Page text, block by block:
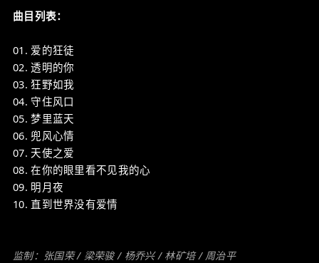
曲目列表：
01. 爱的狂徒
02. 透明的你
03. 狂野如我
04. 守住风口
05. 梦里蓝天
06. 兜风心情
07. 天使之爱
08. 在你的眼里看不见我的心
09. 明月夜
10. 直到世界没有爱情
监制：张国荣 / 梁荣骏 / 杨乔兴 / 林矿培 / 周治平